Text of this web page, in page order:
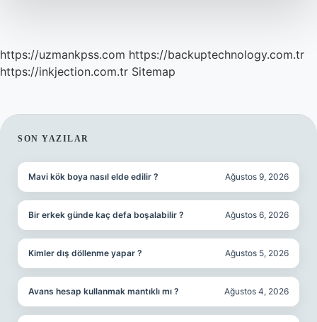
https://uzmankpss.com https://backuptechnology.com.tr
https://inkjection.com.tr Sitemap
SIDEBAR
SON YAZILAR
Mavi kök boya nasıl elde edilir ? Ağustos 9, 2026
Bir erkek günde kaç defa boşalabilir ? Ağustos 6, 2026
Kimler dış döllenme yapar ? Ağustos 5, 2026
Avans hesap kullanmak mantıklı mı ? Ağustos 4, 2026